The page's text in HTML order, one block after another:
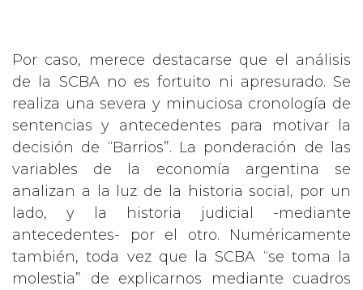
Por caso, merece destacarse que el análisis
de la SCBA no es fortuito ni apresurado. Se
realiza una severa y minuciosa cronología de
sentencias y antecedentes para motivar la
decisión de “Barrios”. La ponderación de las
variables de la economía argentina se
analizan a la luz de la historia social, por un
lado, y la historia judicial -mediante
antecedentes- por el otro. Numéricamente
también, toda vez que la SCBA “se toma la
molestia” de explicarnos mediante cuadros